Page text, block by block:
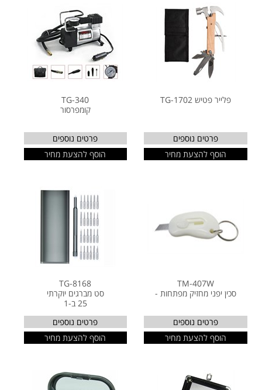
פלייר פטיש TG-1702
פרטים נוספים
הוסף להצעת מחיר
TG-340
קומפרסור
פרטים נוספים
הוסף להצעת מחיר
TM-407W
סכין יפני מחזיק מפתחות -
פרטים נוספים
הוסף להצעת מחיר
TG-8168
סט מברגים יוקרתי
25 ב-1
פרטים נוספים
הוסף להצעת מחיר